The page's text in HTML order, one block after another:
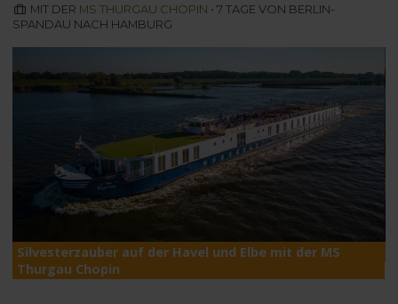
Reedereien
Suche
MIT DER MS THURGAU CHOPIN • 7 TAGE VON BERLIN-
SPANDAU NACH HAMBURG
Silvesterzauber auf der Havel und Elbe mit der MS
Thurgau Chopin